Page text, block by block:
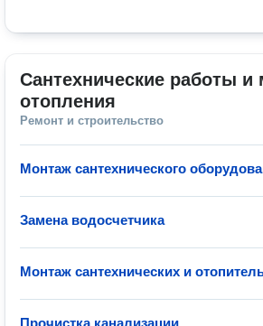
Сантехнические работы и
отопления
Ремонт и строительство
Монтаж сантехнического
Замена водосчетчика
Монтаж сантехнических и
Прочистка канализации